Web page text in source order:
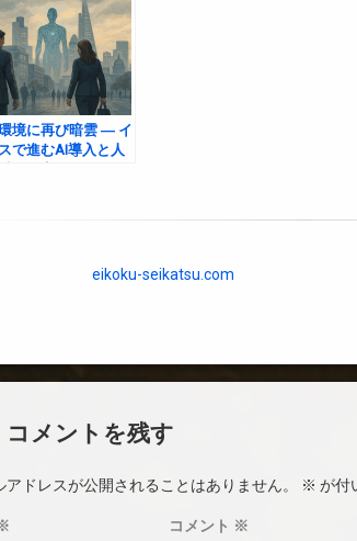
境に再び暗雲 ― イ
で進むAI導入と人
eikoku-seikatsu.com
ント
コメントを残す
アドレスが公開されることはありません。 ※ が付
コメント ※